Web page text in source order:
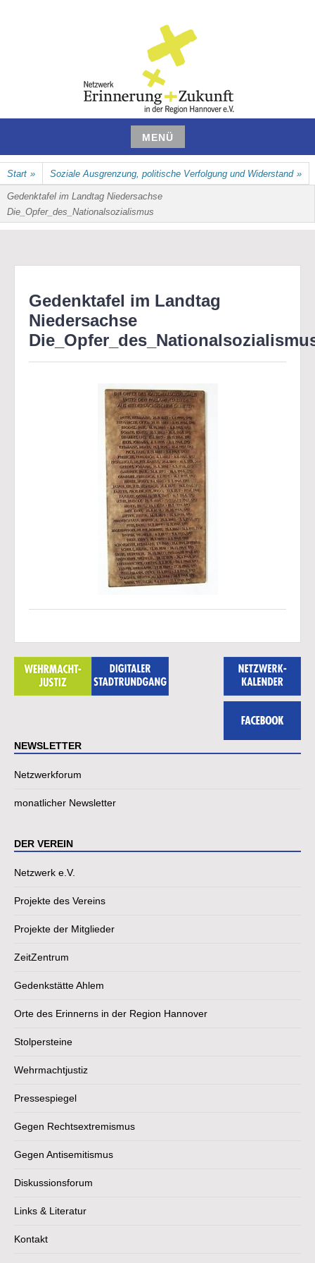
NETZWERK ERINNERUNG UND
ZUKUNFT IN DER REGION
HANNOVER E.V.
MENÜ
Zum
Inhalt
springen
Start » Soziale Ausgrenzung, politische Verfolgung und Widerstand »
Gedenktafel im Landtag Niedersachse
Die_Opfer_des_Nationalsozialismus
Gedenktafel im Landtag
Niedersachse
NEWSLETTER
Netzwerkforum
monatlicher Newsletter
DER VEREIN
Netzwerk e.V.
Projekte des Vereins
Projekte der Mitglieder
ZeitZentrum
Gedenkstätte Ahlem
Orte des Erinnerns in der Region Hannover
Stolpersteine
Wehrmachtjustiz
Pressespiegel
Gegen Rechtsextremismus
Gegen Antisemitismus
Diskussionsforum
Links & Literatur
Kontakt